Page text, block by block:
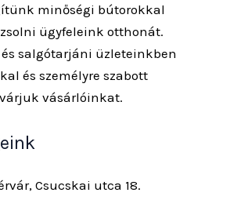
minőségi bútorokkal
ügyfeleink otthonát.
salgótarjáni üzleteinkben
és személyre szabott
vásárlóinkat.
Csucskai utca 18.